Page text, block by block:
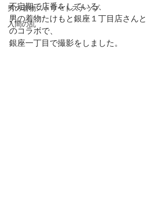
男の着物ストリートスナップ
入間の乱
不定期で店番をしている、
男の着物たけもと銀座１丁目店さんと
のコラボで、
銀座一丁目で撮影をしました。